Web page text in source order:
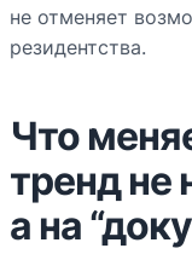
не отменяет
резидентства.
Что
тренд не
а на